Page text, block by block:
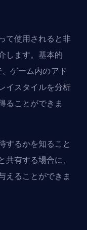
て使用されると非
します。基本的
ゲーム内のアド
イスタイルを分析
ることができま
するかを知ること
有する場合に、
えることができま